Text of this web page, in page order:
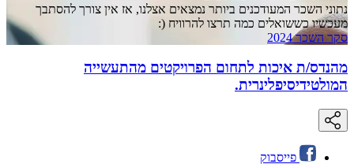
נתוני השכר המעודכנים ביותר נמצאים אצלנו, אז אין צורך להסתבך
מעכשיו כששואלים כמה תרצו להרוויח (:
סקר השכר 2024
מהנדס/ת איכות לתחום הפרויקטים מהתעשייה
המולטידיסיפלינרית.
פייסבוק